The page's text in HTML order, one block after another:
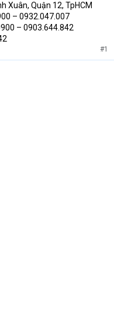
Xuân, Quận 12, TpHCM
– 0932.047.007
– 0903.644.842
#1